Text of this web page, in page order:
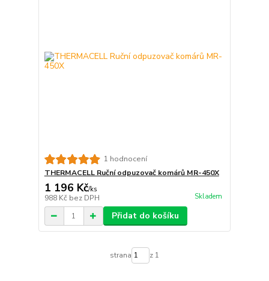
1 hodnocení
THERMACELL Ruční odpuzovač komárů MR-450X
1 196 Kč/ks
988 Kč bez DPH Skladem
Přidat do košíku
strana z 1